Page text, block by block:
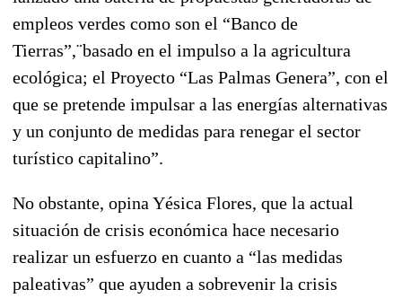
empleos verdes como son el “Banco de
Tierras”,¨basado en el impulso a la agricultura
ecológica; el Proyecto “Las Palmas Genera”, con el
que se pretende impulsar a las energías alternativas
y un conjunto de medidas para renegar el sector
turístico capitalino”.
No obstante, opina Yésica Flores, que la actual
situación de crisis económica hace necesario
realizar un esfuerzo en cuanto a “las medidas
paleativas” que ayuden a sobrevenir la crisis